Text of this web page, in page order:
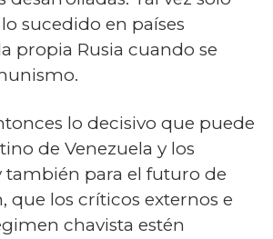
sucedido en países
propia Rusia cuando se
lo decisivo que puede
de Venezuela y los
también para el futuro de
que los críticos externos e
chavista estén